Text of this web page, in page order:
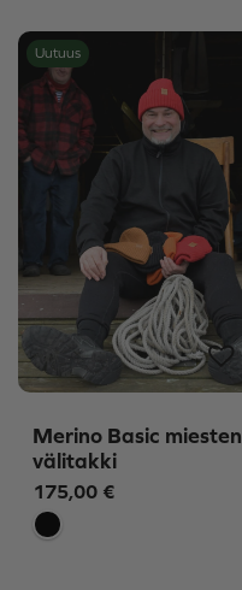
Uutuus
Merino Basic miesten
välitakki
175,00 €